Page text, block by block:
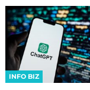
INFO BIZ